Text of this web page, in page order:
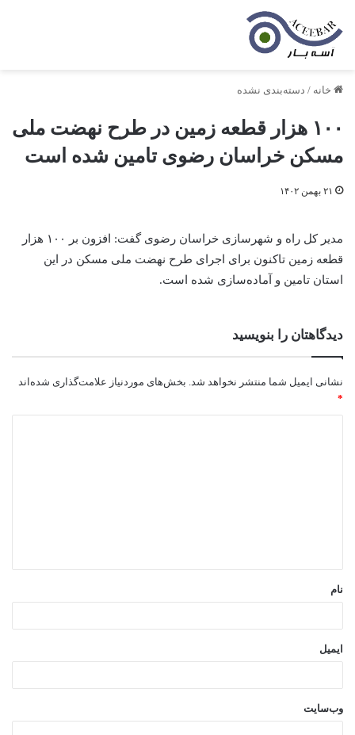
خانه / دسته‌بندی نشده
۱۰۰ هزار قطعه زمین در طرح نهضت ملی
مسکن خراسان رضوی تامین شده است
۲۱ بهمن ۱۴۰۲
مدیر کل راه و شهرسازی خراسان رضوی گفت: افزون بر ۱۰۰ هزار
قطعه زمین تاکنون برای اجرای طرح نهضت ملی مسکن در این
استان تامین و آماده‌سازی شده است.
دیدگاهتان را بنویسید
نشانی ایمیل شما منتشر نخواهد شد. بخش‌های موردنیاز علامت‌گذاری شده‌اند
*
*
نام
ایمیل
وب‌سایت